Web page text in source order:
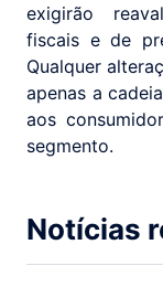
exigirão
fiscais e de
Qualquer
apenas a
aos
segmento.
Notícias